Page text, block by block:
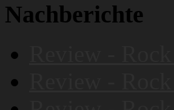
Nachberichte